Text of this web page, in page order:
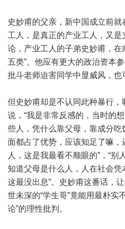
史妙甫的父亲，新中国成立前
工人，是真正的产业工人，又是
论，产业工人的子弟史妙甫，在
五类”。他应有更大的政治资本
批斗老师迫害同学中显威风，也
但史妙甫却是不认同此种暴行，
说，“我是非常反感的，当时的
些人，凭什么靠父母，靠成分
面都占了优势，应该知足了嘛，
人，这是我最看不顺眼的”，“别
知道父母是什么人，人在社会
这最没出息”。史妙甫这番话，
世未深的“学生哥”竟能用最朴实
论”的理性批判。